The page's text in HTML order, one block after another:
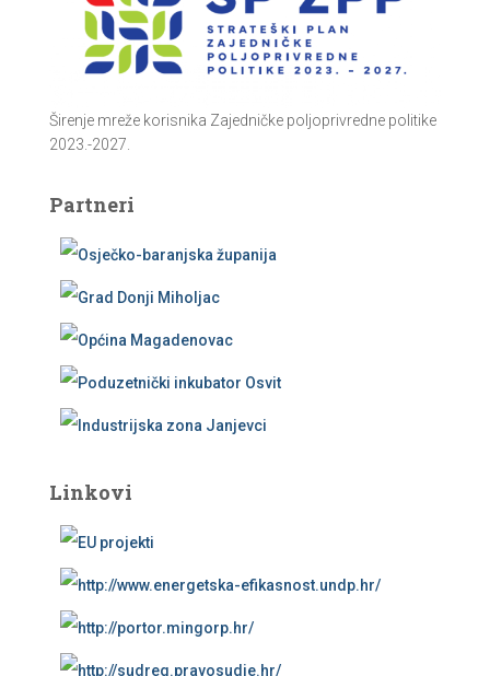
Širenje mreže korisnika Zajedničke poljoprivredne politike
2023.-2027.
Partneri
Linkovi